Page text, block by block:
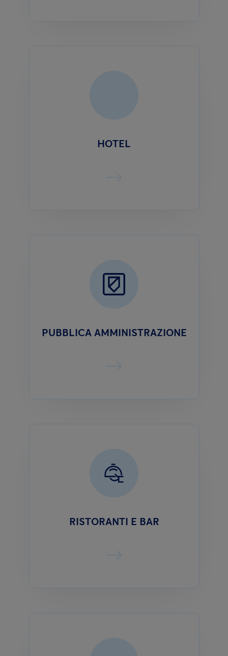
HOTEL
PUBBLICA AMMINISTRAZIONE
RISTORANTI E BAR